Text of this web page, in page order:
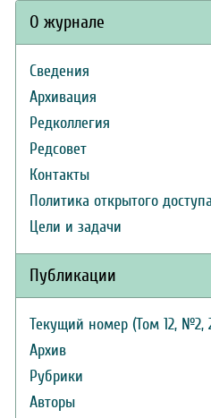
О журнале
Сведения
Архивация
Редколлегия
Редсовет
Контакты
Политика открытого доступа
Цели и задачи
Публикации
Текущий номер (Том 12, №2,
Архив
Рубрики
Авторы